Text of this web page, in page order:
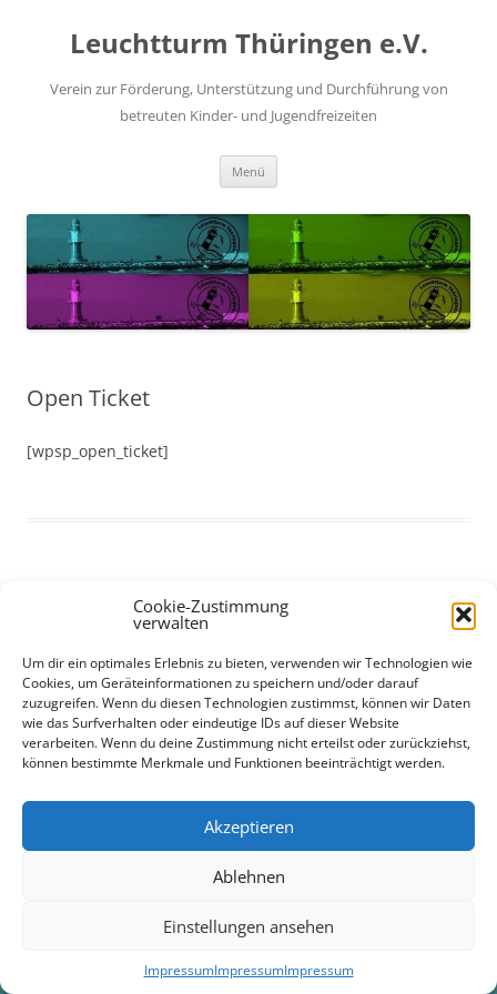
Cookie-Zustimmung
verwalten
Um dir ein optimales Erlebnis zu bieten, verwenden wir Technologien wie
Cookies, um Geräteinformationen zu speichern und/oder darauf
zuzugreifen. Wenn du diesen Technologien zustimmst, können wir Daten
wie das Surfverhalten oder eindeutige IDs auf dieser Website
verarbeiten. Wenn du deine Zustimmung nicht erteilst oder zurückziehst,
können bestimmte Merkmale und Funktionen beeinträchtigt werden.
Akzeptieren
Ablehnen
Einstellungen ansehen
ImpressumImpressumImpressum
springenLeuchtturm Thüringen e.V.
Verein zur Förderung, Unterstützung und Durchführung von
betreuten Kinder- und Jugendfreizeiten
Menü
Open Ticket
[wpsp_open_ticket]
Impressum Stolz präsentiert von WordPress